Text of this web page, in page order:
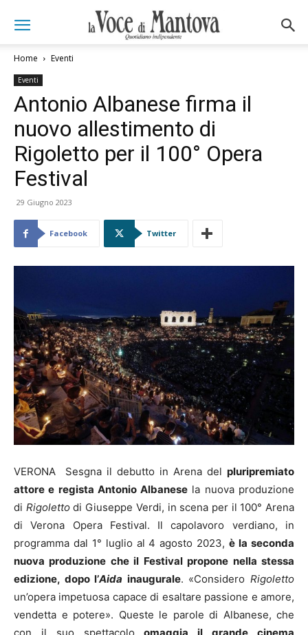
Home Eventi
Eventi
Antonio Albanese firma il
nuovo allestimento di
Rigoletto per il 100° Opera
Festival
29 Giugno 2023
Facebook Twitter
VERONA Sesgna il debutto in Arena del pluripremiato
attore e regista Antonio Albanese la nuova produzione
di Rigolettodi Giuseppe Verdi, in scena per il 100° Arena
di Verona Opera Festival. Il capolavoro verdiano, in
programma dal 1° luglio al 4 agosto 2023,è la seconda
nuova produzione che il Festival propone nella stessa
edizione, dopo l’Aida inaugurale. «ConsideroRigoletto
un’opera impetuosa capace di esaltare passione e amore,
vendetta e potere». Queste le parole di Albanese, che